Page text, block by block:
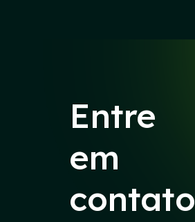
Entre
em
contato